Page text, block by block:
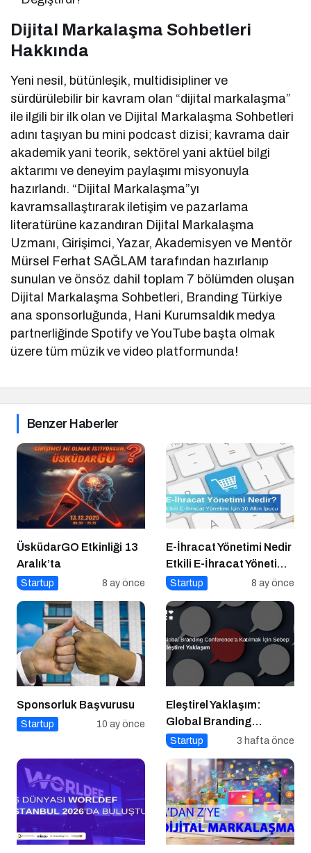
Dijital Markalaşma Sohbetleri
Hakkında
Yeni nesil, bütünleşik, multidisipliner ve
sürdürülebilir bir kavram olan “dijital markalaşma”
ile ilgili bir ilk olan ve Dijital Markalaşma Sohbetleri
adını taşıyan bu mini podcast dizisi; kavrama dair
akademik yani teorik, sektörel yani aktüel bilgi
aktarımı ve deneyim paylaşımı misyonuyla
hazırlandı. “Dijital Markalaşma”yı
kavramsallaştırarak iletişim ve pazarlama
literatürüne kazandıran Dijital Markalaşma
Uzmanı, Girişimci, Yazar, Akademisyen ve Mentör
Mürsel Ferhat SAĞLAM tarafından hazırlanıp
sunulan ve önsöz dahil toplam 7 bölümden oluşan
Dijital Markalaşma Sohbetleri, Branding Türkiye
ana sponsorluğunda, Hani Kurumsaldık medya
partnerliğinde Spotify ve YouTube başta olmak
üzere tüm müzik ve video platformunda!
Benzer Haberler
ÜsküdarGO Etkinliği 13
Aralık’ta
Startup 8 ay önce
E-İhracat Yönetimi Nedir
Etkili E-İhracat Yönetimi
için 10 Altın İpucu
Startup 8 ay önce
Sponsorluk Başvurusu
Startup 10 ay önce
Eleştirel Yaklaşım:
Global Branding
Conference’a Katılmak
Startup 3 hafta önce